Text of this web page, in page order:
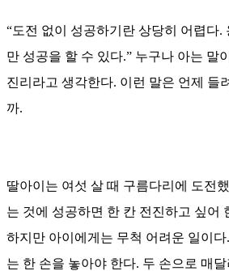
“도전 없이 성공하기란 상당히 어렵다.
만 성공을 할 수 있다.” 누구나 아는 말
진리라고 생각한다. 이런 말은 언제 들
까.
딸아이는 여섯 살 때 구름다리에 도전
는 것에 성공하면 한 칸 전진하고 싶어
하지만 아이에게는 무척 어려운 일이
는 한 손을 놓아야 한다. 두 손으로 매